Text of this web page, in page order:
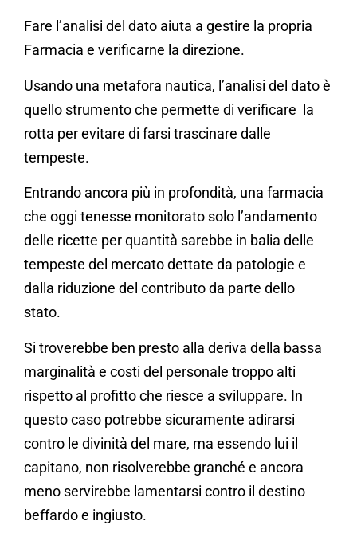
Fare l’analisi del dato aiuta a gestire la propria
Farmacia e verificarne la direzione.
Usando una metafora nautica, l’analisi del dato è
quello strumento che permette di verificare la
rotta per evitare di farsi trascinare dalle
tempeste.
Entrando ancora più in profondità, una farmacia
che oggi tenesse monitorato solo l’andamento
delle ricette per quantità sarebbe in balia delle
tempeste del mercato dettate da patologie e
dalla riduzione del contributo da parte dello
stato.
Si troverebbe ben presto alla deriva della bassa
marginalità e costi del personale troppo alti
rispetto al profitto che riesce a sviluppare. In
questo caso potrebbe sicuramente adirarsi
contro le divinità del mare, ma essendo lui il
capitano, non risolverebbe granché e ancora
meno servirebbe lamentarsi contro il destino
beffardo e ingiusto.